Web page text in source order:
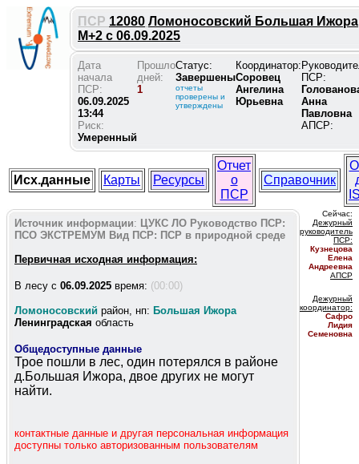
ПСР 12080 Ломоносовский Большая Ижора
М+2 с 06.09.2025
Дата
начала
ПСР:
06.09.2025
13:44
Риск:
Умеренный
Прошло
дней:
1
Статус:
Завершены
отчеты
проверены и
утверждены
Координатор:
Соровец
Ангелина
Юрьевна
ПСР:
Анна
Павловна
АПСР:
Исх.данные Карты Ресурсы
Отчет
о
ПСР
Справочник
Источник информации: ЦУКС ЛО Руководство ПСР:
ПСО ЭКСТРЕМУМ Вид ПСР: ПСР в природной среде
Первичная исходная информация:
В лесу c 06.09.2025 время: (00:00)
Ломоносовский район, нп: Большая Ижора
Ленинградская область
Общедоступные данные
Трое пошли в лес, один потерялся в районе
д.Большая Ижора, двое других не могут
найти.
контактные данные и другая персональная информация
доступны только авторизованным пользователям
Сейчас:
Дежурный
руководитель
ПСР:
Кузнецова
Елена
Андреевна
АПСР
Дежурный
координатор:
Сафро
Лидия
Семеновна